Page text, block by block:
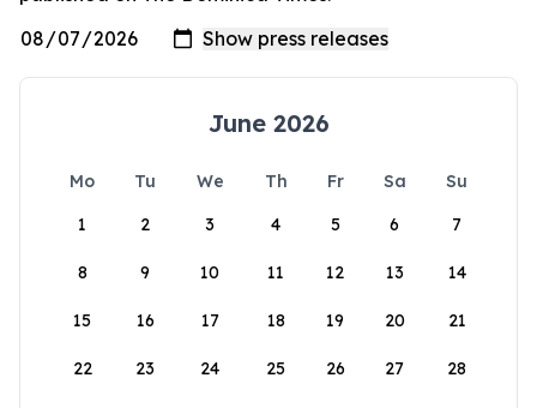
June 2026
Mo Tu We Th Fr Sa
Su
1
2 3 4 5 6 7
8 9 10 11 12 13 14
15 16 17 18 19 20 21
22 23 24 25 26 27 28